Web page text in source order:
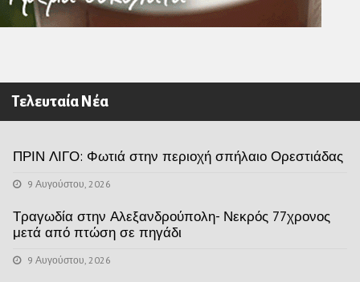
Τελευταία Νέα
ΠΡΙΝ ΛΙΓΟ: Φωτιά στην περιοχή σπήλαιο Ορεστιάδας
9 Αυγούστου, 2026
Τραγωδία στην Αλεξανδρούπολη- Νεκρός 77χρονος
μετά από πτώση σε πηγάδι
9 Αυγούστου, 2026